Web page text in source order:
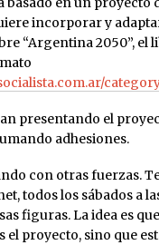
incorporar y
“Argentina 2050”, el
presentando el
adhesiones.
con otras fuerzas.
todos los sábados a
figuras. La idea es
el proyecto, sino que